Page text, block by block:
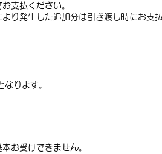
支払ください。
り発生した追加分は引き渡し時にお支
ります。
お受けできません。